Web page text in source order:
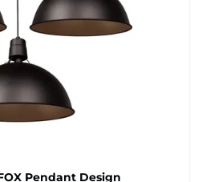
Pendant Design